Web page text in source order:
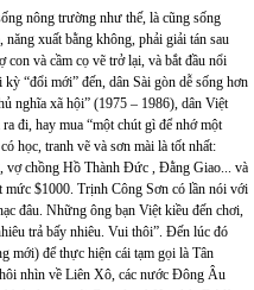
nông trường như thế, là cũng sống
xuất bằng không, phải giải tán sau
và cầm cọ vẽ trở lại, và bắt đầu nổi
“đổi mới” đến, dân Sài gòn dễ sống hơn
nghĩa xã hội” (1975 – 1986), dân Việt
đi, hay mua “một chút gì để nhớ một
học, tranh vẽ và sơn mài là tốt nhất:
vợ chồng Hồ Thành Đức , Đằng Giao... và
mức $1000. Trịnh Công Sơn có lần nói với
đâu. Những ông bạn Việt kiều đến chơi,
trả bấy nhiêu. Vui thôi”. Đến lúc đó
mới) để thực hiện cái tạm gọi là Tân
nhìn về Liên Xô, các nước Đông Âu